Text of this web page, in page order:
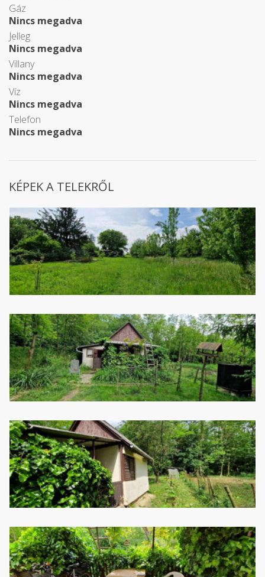
Gáz
Nincs megadva
Jelleg
Nincs megadva
Villany
Nincs megadva
Víz
Nincs megadva
Telefon
Nincs megadva
KÉPEK A TELEKRŐL